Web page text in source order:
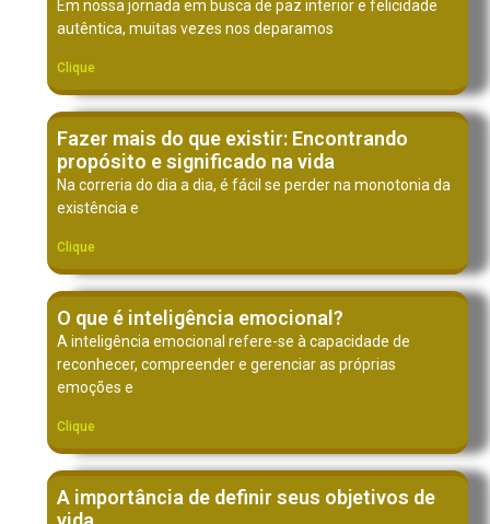
Em nossa jornada em busca de paz interior e felicidade
autêntica, muitas vezes nos deparamos
Clique
Fazer mais do que existir: Encontrando
propósito e significado na vida
Na correria do dia a dia, é fácil se perder na monotonia da
existência e
Clique
O que é inteligência emocional?
A inteligência emocional refere-se à capacidade de
reconhecer, compreender e gerenciar as próprias
emoções e
Clique
A importância de definir seus objetivos de